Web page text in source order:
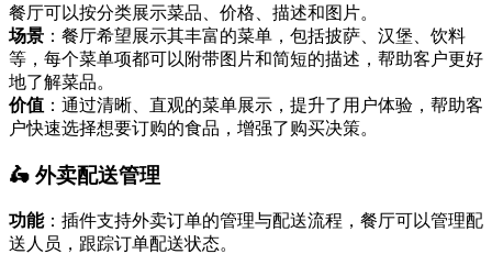
餐厅可以按分类展示菜品、价格、描述和图片。
场景 ：餐厅希望展示其丰富的菜单，包括披萨、汉堡、饮料
等，每个菜单项都可以附带图片和简短的描述，帮助客户更好
地了解菜品。
价值 ：通过清晰、直观的菜单展示，提升了用户体验，帮助客
户快速选择想要订购的食品，增强了购买决策。
🛵 外卖配送管理
功能：插件支持外卖订单的管理与配送流程，餐厅可以管理配
送人员，跟踪订单配送状态。